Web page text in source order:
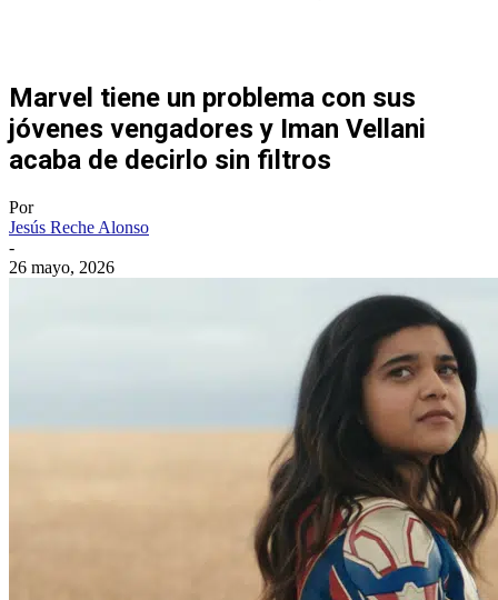
Marvel tiene un problema con sus
jóvenes vengadores y Iman Vellani
acaba de decirlo sin filtros
Por
Jesús Reche Alonso
-
26 mayo, 2026